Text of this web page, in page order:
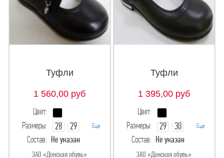
Туфли
1 560,00 руб
Цвет:
Размеры:
28
29
30
31
Еще
Состав: Не указан
ЗАО «Донская обувь»
Туфли
1 395,00 руб
Цвет:
Размеры:
29
30
31
32
Еще
Состав: Не указан
ЗАО «Донская обувь»